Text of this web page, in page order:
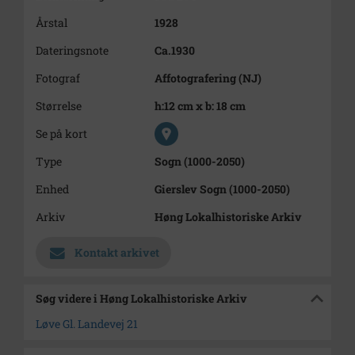
Årstal
1928
Dateringsnote
Ca.1930
Fotograf
Affotografering (NJ)
Størrelse
h:12 cm x b: 18 cm
Se på kort
Type
Sogn (1000-2050)
Enhed
Gierslev Sogn (1000-2050)
Arkiv
Høng Lokalhistoriske Arkiv
Kontakt arkivet
Søg videre i Høng Lokalhistoriske Arkiv
Løve Gl. Landevej 21